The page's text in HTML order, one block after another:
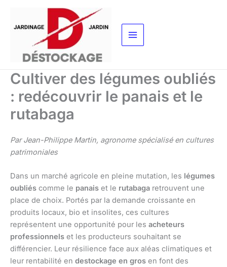
contenu
Cultiver des légumes oubliés
: redécouvrir le panais et le
rutabaga
Par Jean-Philippe Martin, agronome spécialisé en cultures
patrimoniales
Dans un marché agricole en pleine mutation, les légumes
oubliés comme le panais et le rutabaga retrouvent une
place de choix. Portés par la demande croissante en
produits locaux, bio et insolites, ces cultures
représentent une opportunité pour les acheteurs
professionnels et les producteurs souhaitant se
différencier. Leur résilience face aux aléas climatiques et
leur rentabilité en destockage en gros en font des